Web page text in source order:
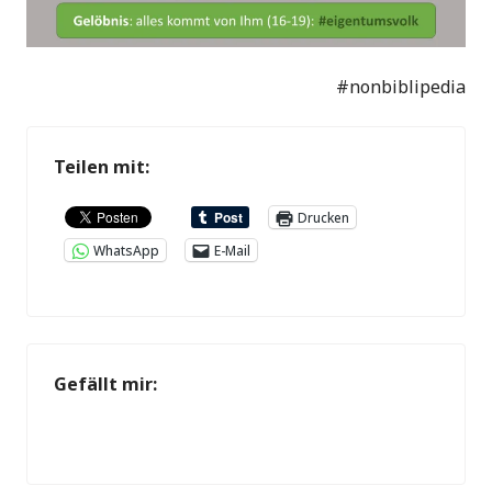
#nonbiblipedia
Teilen mit:
Drucken
WhatsApp
E-Mail
Gefällt mir: